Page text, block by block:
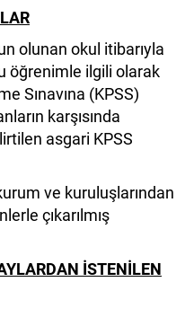
olunan okul itibarıyla
öğrenimle ilgili olarak
Sınavına (KPSS)
karşısında
asgari KPSS
ve kuruluşlarından
çıkarılmış
İSTENİLEN